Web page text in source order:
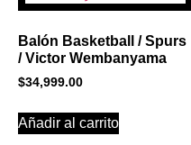
Balón Basketball / Spurs
/ Victor Wembanyama
$34,999.00
Añadir al carrito